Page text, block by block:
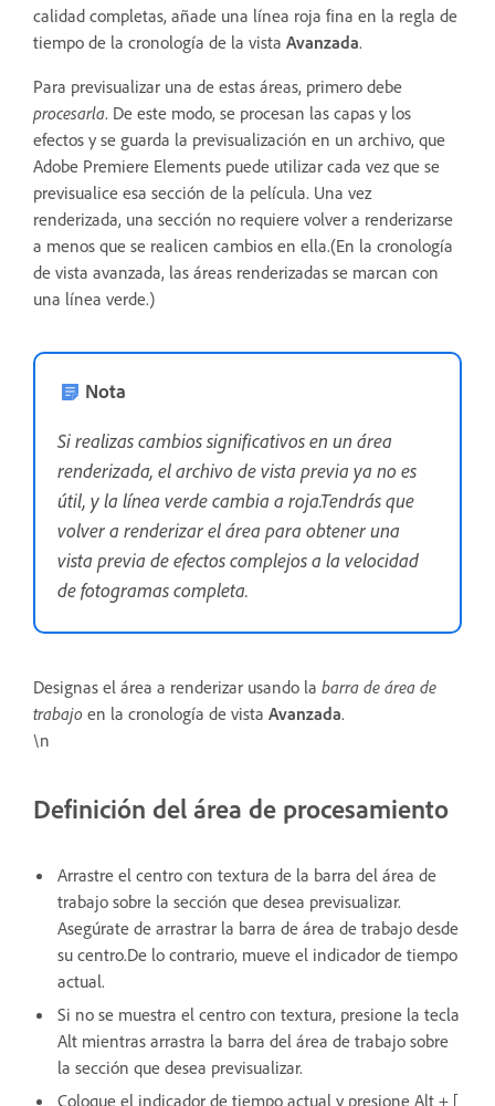
calidad completas, añade una línea roja fina en la regla de
tiempo de la cronología de la vista Avanzada.
Para previsualizar una de estas áreas, primero debe
procesarla. De este modo, se procesan las capas y los
efectos y se guarda la previsualización en un archivo, que
Adobe Premiere Elements puede utilizar cada vez que se
previsualice esa sección de la película. Una vez
renderizada, una sección no requiere volver a renderizarse
a menos que se realicen cambios en ella.(En la cronología
de vista avanzada, las áreas renderizadas se marcan con
una línea verde.)
Nota
Si realizas cambios significativos en un área
renderizada, el archivo de vista previa ya no es
útil, y la línea verde cambia a roja.Tendrás que
volver a renderizar el área para obtener una
vista previa de efectos complejos a la velocidad
de fotogramas completa.
Designas el área a renderizar usando la barra de área de
trabajo en la cronología de vista Avanzada.
\n
Definición del área de procesamiento
Arrastre el centro con textura de la barra del área de
trabajo sobre la sección que desea previsualizar.
Asegúrate de arrastrar la barra de área de trabajo desde
su centro.De lo contrario, mueve el indicador de tiempo
actual.
Si no se muestra el centro con textura, presione la tecla
Alt mientras arrastra la barra del área de trabajo sobre
la sección que desea previsualizar.
Coloque el indicador de tiempo actual y presione Alt + [